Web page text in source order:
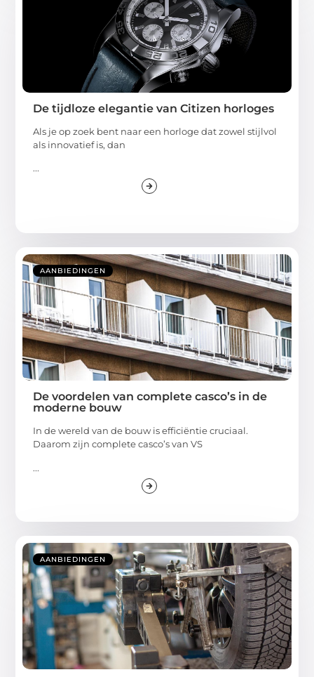
De tijdloze elegantie van Citizen horloges
Als je op zoek bent naar een horloge dat zowel stijlvol
als innovatief is, dan
...
AANBIEDINGEN
De voordelen van complete casco’s in de
moderne bouw
In de wereld van de bouw is efficiëntie cruciaal.
Daarom zijn complete casco’s van VS
...
AANBIEDINGEN